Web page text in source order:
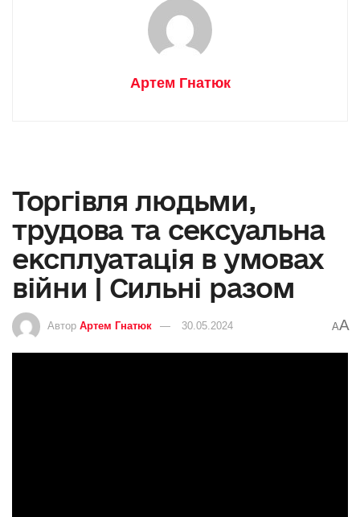
Артем Гнатюк
Торгівля людьми,
трудова та сексуальна
експлуатація в умовах
війни | Сильні разом
Автор Артем Гнатюк 30.05.2024 AA